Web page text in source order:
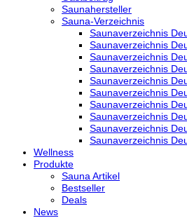
Saunahersteller
Sauna-Verzeichnis
Saunaverzeichnis
Saunaverzeichnis
Saunaverzeichnis
Saunaverzeichnis
Saunaverzeichnis
Saunaverzeichnis
Saunaverzeichnis
Saunaverzeichnis
Saunaverzeichnis
Saunaverzeichnis
Wellness
Produkte
Sauna Artikel
Bestseller
Deals
News